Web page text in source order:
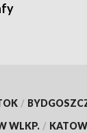
/
WLKP. /